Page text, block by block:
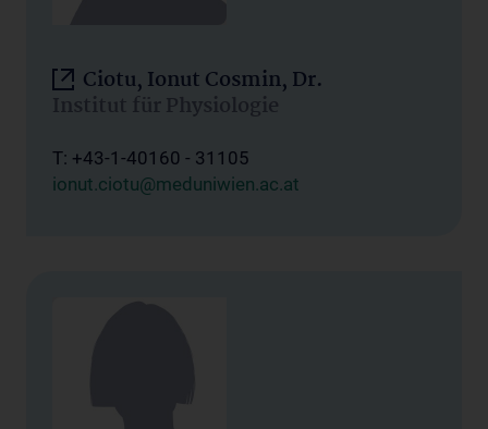
Ciotu, Ionut Cosmin, Dr.
Institut für Physiologie
T: +43-1-40160 - 31105
ionut.ciotu@meduniwien.ac.at